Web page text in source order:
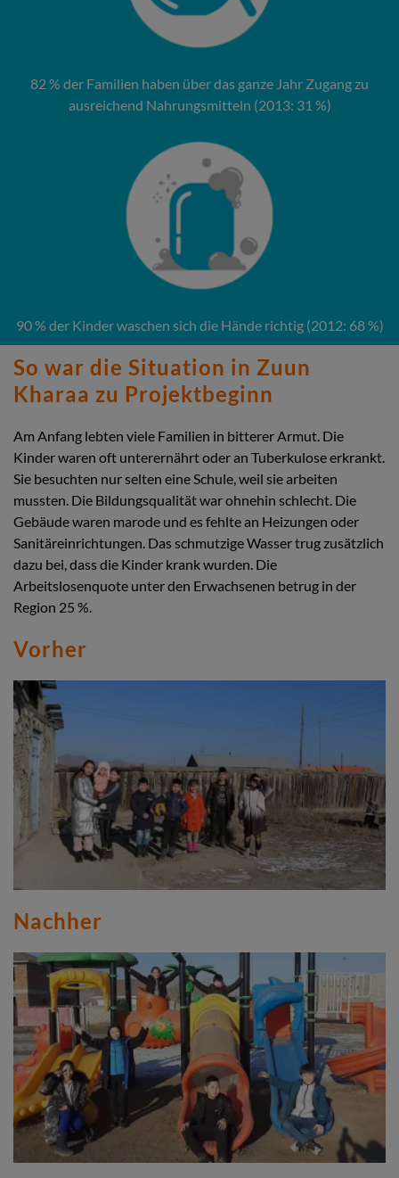
82 % der Familien haben über das ganze Jahr Zugang zu
ausreichend Nahrungsmitteln (2013: 31 %)
90 % der Kinder waschen sich die Hände richtig (2012: 68 %)
So war die Situation in Zuun
Kharaa zu Projektbeginn
Am Anfang lebten viele Familien in bitterer Armut. Die
Kinder waren oft unterernährt oder an Tuberkulose erkrankt.
Sie besuchten nur selten eine Schule, weil sie arbeiten
mussten. Die Bildungsqualität war ohnehin schlecht. Die
Gebäude waren marode und es fehlte an Heizungen oder
Sanitäreinrichtungen. Das schmutzige Wasser trug zusätzlich
dazu bei, dass die Kinder krank wurden. Die
Arbeitslosenquote unter den Erwachsenen betrug in der
Region 25 %.
Vorher
Nachher